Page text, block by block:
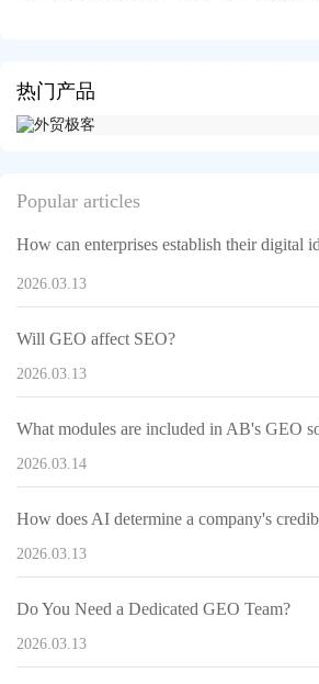
热门产品
Popular articles
How can enterprises establish their digital
2026.03.13
Will GEO affect SEO?
2026.03.13
What modules are included in AB's GEO
2026.03.14
How does AI determine a company's
2026.03.13
Do You Need a Dedicated GEO Team?
2026.03.13